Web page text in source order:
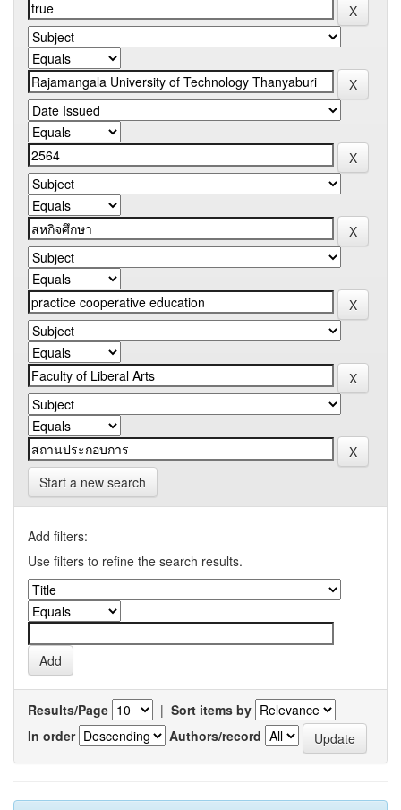
Start a new search
Add filters:
Use filters to refine the search results.
Results/Page | Sort items by
In order
Authors/record